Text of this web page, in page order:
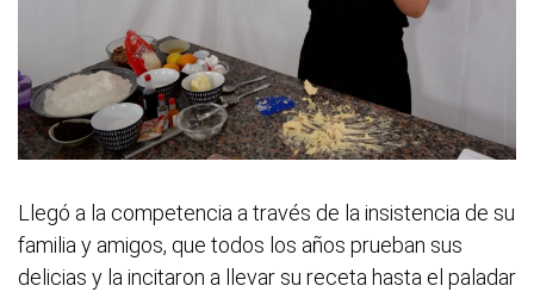
Llegó a la competencia a través de la insistencia de su
familia y amigos, que todos los años prueban sus
delicias y la incitaron a llevar su receta hasta el paladar